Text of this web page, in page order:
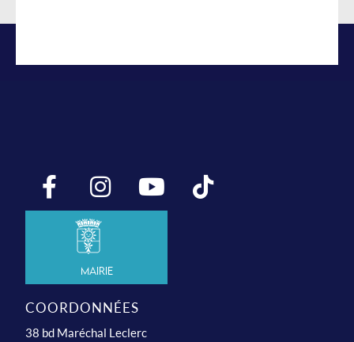
Mairie
COORDONNÉES
38 bd Maréchal Leclerc